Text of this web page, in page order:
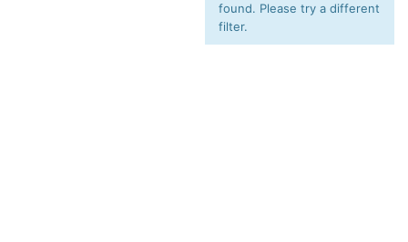
found. Please try a different
filter.